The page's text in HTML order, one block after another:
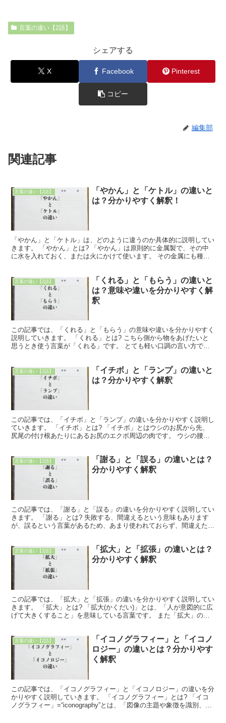
言葉の違い【2語】
シェアする
X Facebook Pinterest
コピー
編集部
関連記事
言葉の違い【2語】
「やかん」と「ケトル」の違いと
は？分かりやすく解釈！
「やかん」と「ケトル」は、どのように違うのか具体的に説明してい
きます。 「やかん」とは? 「やかん」は原則的に金属製で、その中
に水を入れておく、または火にかけて使います。 その金属にも種類
言葉の違い【2語】
「くれる」と「もらう」の違いと
は？意味や違いを分かりやすく解
釈
この記事では、「くれる」と「もらう」の意味や違いを分かりやすく
説明していきます。 「くれる」とは? こちら側から物をあげたいと
思うとき使う言葉が「くれる」です。 とても軽い口調の言い方であ
言葉の違い【2語】
「イチボ」と「ランプ」の違いと
は？分かりやすく解釈
この記事では、「イチボ」と「ランプ」の違いを分かりやすく説明し
ていきます。 「イチボ」とは? 「イチボ」とはウシのお尻から先、
尻尾の付け根あたりにあるお尻のエクボ周辺の肉です。 ウシの腰か
言葉の違い【2語】
「謝る」と「誤る」の違いとは？
分かりやすく解釈
この記事では、「謝る」と「誤る」の違いを分かりやすく説明してい
きます。 「謝る」とは? 失敗する、間違えるという意味もあります
が、誤るという言葉があるため、あまり使われておらず、間違えたこ
言葉の違い【2語】
「拡大」と「拡張」の違いとは？
分かりやすく解釈
この記事では、「拡大」と「拡張」の違いを分かりやすく説明してい
きます。 「拡大」とは? 「拡大(かくだい)」とは、「人が意図的に広
げて大きくすること」を意味している言葉です。 また「拡大」の表
言葉の違い【2語】
「イコノグラフィー」と「イコノ
ロジー」の違いとは？分かりやす
く解釈
この記事では、「イコノグラフィー」と「イコノロジー」の違いを分
かりやすく説明していきます。 「イコノグラフィー」とは? 「イコ
ノグラフィー」=“iconography”とは、「図像の主題や象徴を識別、比